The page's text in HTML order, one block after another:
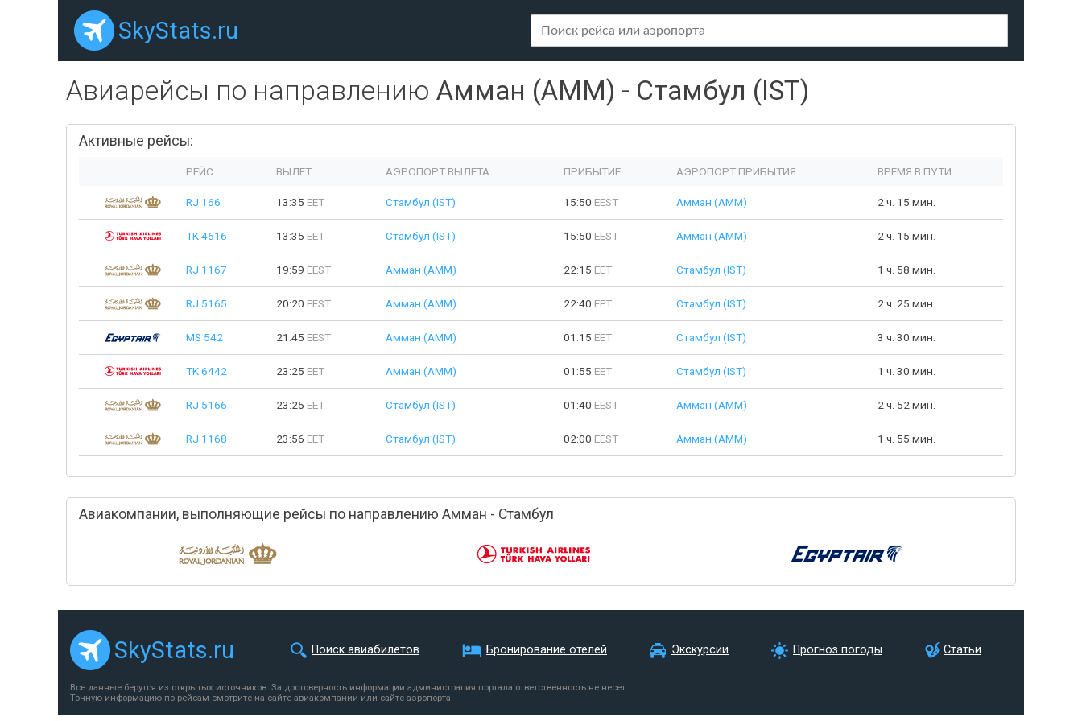
SkyStats.ru
Авиарейсы по направлению Амман (AMM) - Стамбул (IST)
Активные рейсы:
РЕЙС ВЫЛЕТ АЭРОПОРТ ВЫЛЕТА ПРИБЫТИЕ АЭРОПОРТ ПРИБЫТИЯ ВРЕМЯ В ПУТИ
RJ 166 13:35 EET Стамбул (IST) 15:50 EEST Амман (AMM) 2 ч. 15 мин.
TK 4616 13:35 EET Стамбул (IST) 15:50 EEST Амман (AMM) 2 ч. 15 мин.
RJ 1167 19:59 EEST Амман (AMM) 22:15 EET Стамбул (IST) 1 ч. 58 мин.
RJ 5165 20:20 EEST Амман (AMM) 22:40 EET Стамбул (IST) 2 ч. 25 мин.
MS 542 21:45 EEST Амман (AMM) 01:15 EET Стамбул (IST) 3 ч. 30 мин.
TK 6442 23:25 EET Амман (AMM) 01:55 EET Стамбул (IST) 1 ч. 30 мин.
RJ 5166 23:25 EET Стамбул (IST) 01:40 EEST Амман (AMM) 2 ч. 52 мин.
RJ 1168 23:56 EET Стамбул (IST) 02:00 EEST Амман (AMM) 1 ч. 55 мин.
Авиакомпании, выполняющие рейсы по направлению Амман - Стамбул
SkyStats.ru Поиск авиабилетов Бронирование отелей Экскурсии Прогноз погоды Статьи
Все данные берутся из открытых источников. За достоверность информации администрация портала ответственность не несет.
Точную информацию по рейсам смотрите на сайте авиакомпании или сайте аэропорта.